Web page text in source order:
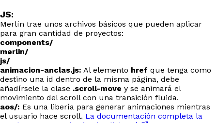
JS:
Merlín trae unos archivos básicos que pueden aplicar
para gran cantidad de proyectos:
components/
merlin/
js/
animacion-anclas.js: Al elemento href que tenga como
destino una id dentro de la misma página, debe
añadírsele la clase .scroll-move y se animará el
movimiento del scroll con una transición fluida.
aos/: Es una libería para generar animaciones mientras
el usuario hace scroll. La documentación completa la